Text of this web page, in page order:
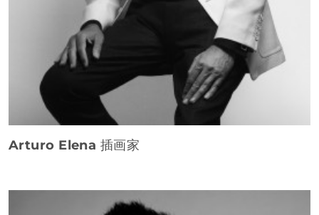
Arturo Elena 插画家